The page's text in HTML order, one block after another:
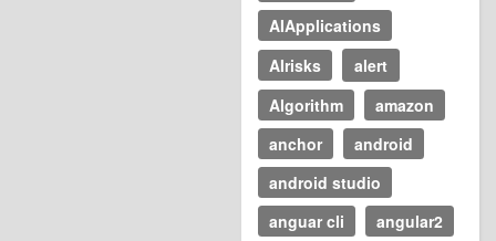
AIApplications
AIrisks
alert
Algorithm
amazon
anchor
android
android studio
anguar cli
angular2